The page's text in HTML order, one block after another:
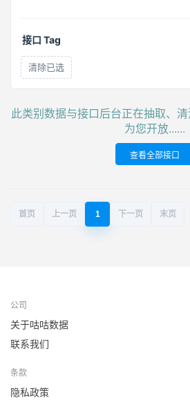
接口 Tag
清除已选
此类别数据与接口后台正在抽取、
为您开放......
查看全部接口
首页 上一页 1 下一页 末页
公司
关于咕咕数据
联系我们
条款
隐私政策